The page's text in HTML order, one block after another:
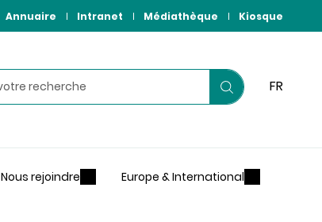
Annuaire Intranet Médiathèque Kiosque
Lancer
FR
Nous rejoindre Europe & International